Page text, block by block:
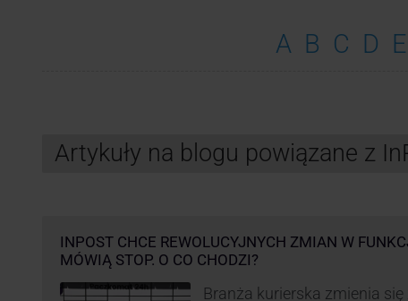
A B C D E
Artykuły na blogu powiązane z
INPOST CHCE REWOLUCYJNYCH ZMIAN W
MÓWIĄ STOP. O CO CHODZI?
Branża kurierska zmienia